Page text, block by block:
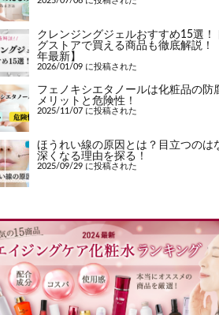
クレンジングジェルおすすめ15選！
グストアで買える商品も徹底解説！
年最新】
2026/01/09 に投稿された
フェノキシエタノールは化粧品の防
メリットと危険性！
2025/11/07 に投稿された
ほうれい線の原因とは？目立つのは
深くなる理由を探る！
2025/09/29 に投稿された